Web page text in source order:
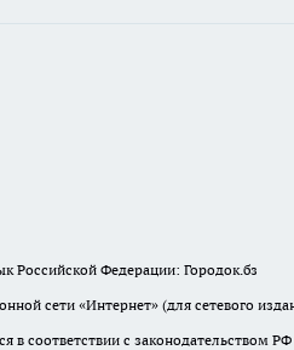
Российской Федерации: Городок.бз
сети «Интернет» (для сетевого
в соответствии с